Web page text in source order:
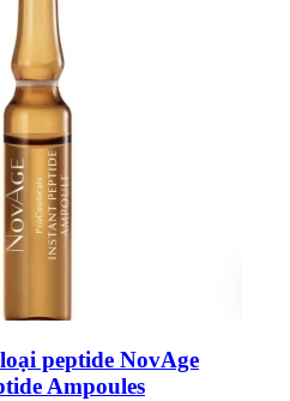
peptide NovAge
Ampoules